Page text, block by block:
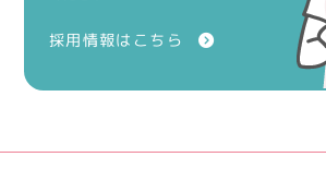
採用情報はこちら